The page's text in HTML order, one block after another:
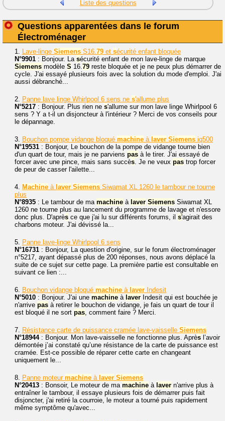
Liste des questions
Questions apparentées dans le forum
Électroménager
1. Lave-linge Siemens S16.79 et sécurité enfant bloquée
N°9901 : Bonjour. La sécurité enfant de mon lave-linge de marque
Siemens modèle S 16.79 reste bloquée et je ne peux plus démarrer de
cycle. J'ai essayé plusieurs fois avec la solution du mode d'emploi. J'ai
aussi débranché...
2. Panne lave linge Whirlpool 6 sens ne s'allume plus
N°5217 : Bonjour. Plus rien ne s'allume sur mon lave linge Whirlpool 6
sens ? Y a t-il un disjoncteur à l'intérieur ? Merci de vos conseils pour
le dépannage.
3. Bouchon pompe vidange bloqué machine à laver Siemens iq500
N°19531 : Bonjour, Le bouchon de la pompe de vidange tourne bien
d'un quart de tour, mais je ne parviens pas à le tirer. J'ai essayé de
forcer avec une pince, mais sans succès. Je ne veux pas trop forcer
de peur de casser l'ailette...
4. Machine à laver Siemens Siwamat XL 1260 le tambour ne tourne
plus
N°8935 : Le tambour de ma machine à laver Siemens Siwamat XL
1260 ne tourne plus au lancement du programme de lavage et n'essore
donc plus. D'après ce que j'ai lu sur différents forums, il s'agirait des
charbons moteur. J'ai dévissé la...
5. Panne lave-linge Whirlpool 6 sens
N°16731 : Bonjour, La question d'origine, sur le forum électroménager
n°5217, ayant dépassé plus de 200 réponses, nous avons déplacé la
suite de ce sujet sur cette page. La première partie est consultable en
suivant ce lien :...
6. Bouchon vidange bloqué machine à laver Indesit
N°5010 : Bonjour. J'ai une machine à laver Indesit qui est bouchée je
n'arrive pas à retirer le bouchon de vidange, je fais un quart de tour il
est bloqué il ne sort pas, comment faire ? Merci.
7. Résistance carte de puissance cramée lave-vaisselle Siemens
N°18944: Bonjour. Mon lave-vaisselle ne fonctionne plus. Après l’avoir
démontée j’ai constaté qu’une résistance de la carte de puissance est
cramée. Est-ce possible de réparer cette carte en changeant
uniquement le...
8. Panne moteur machine à laver Siemens
N°20413 : Bonsoir, Le moteur de ma machine à laver n'arrive plus à
entraîner le tambour, il essaye plusieurs fois de démarrer puis fait
disjoncter, j'ai retiré la courroie, le moteur a tourné puis rapidement
même symptôme qu'avec...